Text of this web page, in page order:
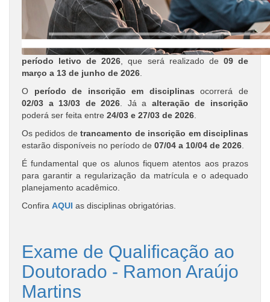
período letivo de 2026 , que será realizado de 09 de
março a 13 de junho de 2026
O período de inscrição em disciplinas ocorrerá de
02/03 a 13/03 de 2026 . Já a alteração de inscrição
poderá ser feita entre 24/03 e 27/03 de 2026
Os pedidos detrancamento de inscrição em disciplinas
estarão disponíveis no período de 07/04 a 10/04 de 2026
É fundamental que os alunos fiquem atentos aos prazos
para garantir a regularização da matrícula e o adequado
planejamento acadêmico.
Confira AQUI as disciplinas obrigatórias.
Exame de Qualificação ao
Doutorado - Ramon Araújo
Martins